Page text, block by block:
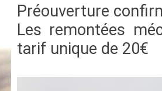
Préouverture
Les remontées
tarif unique de 20€